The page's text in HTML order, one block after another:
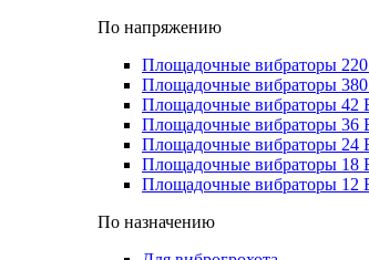
По напряжению
Площадочные вибраторы
Площадочные вибраторы
Площадочные вибраторы 42
Площадочные вибраторы 36
Площадочные вибраторы 24
Площадочные вибраторы 18
Площадочные вибраторы 12
По назначению